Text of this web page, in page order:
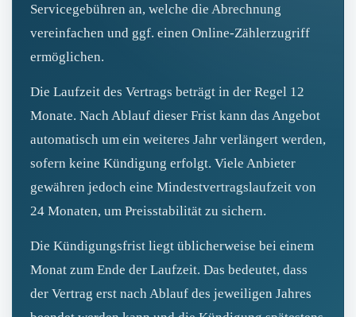
Servicegebühren an, welche die Abrechnung
vereinfachen und ggf. einen Online‑Zählerzugriff
ermöglichen.
Die Laufzeit des Vertrags beträgt in der Regel 12
Monate. Nach Ablauf dieser Frist kann das Angebot
automatisch um ein weiteres Jahr verlängert werden,
sofern keine Kündigung erfolgt. Viele Anbieter
gewähren jedoch eine Mindestvertragslaufzeit von
24 Monaten, um Preisstabilität zu sichern.
Die Kündigungsfrist liegt üblicherweise bei einem
Monat zum Ende der Laufzeit. Das bedeutet, dass
der Vertrag erst nach Ablauf des jeweiligen Jahres